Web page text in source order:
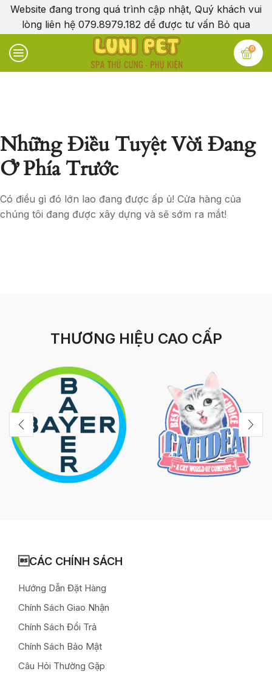
Website đang trong quá trình cập nhật, Quý khách vui
lòng liên hệ 079.8979.182 để được tư vấn Bỏ qua
0
Những Điều Tuyệt Vời Đang
Ở Phía Trước
Có điều gì đó lớn lao đang được ấp ủ! Cửa hàng của
chúng tôi đang được xây dựng và sẽ sớm ra mắt!
THƯƠNG HIỆU CAO CẤP
CÁC CHÍNH SÁCH
Hướng Dẫn Đặt Hàng
Chính Sách Giao Nhận
Chính Sách Đổi Trả
Chính Sách Bảo Mật
Câu Hỏi Thường Gặp